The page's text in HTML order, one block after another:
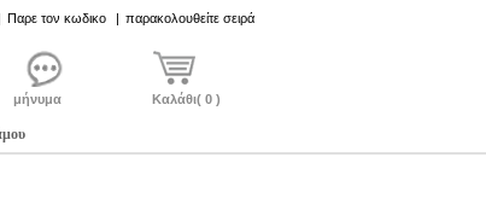
Παρε τον κωδικο | παρακολουθείτε σειρά
μήνυμα Καλάθι( 0 )